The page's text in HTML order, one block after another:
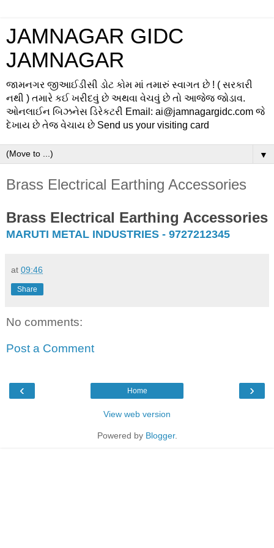
JAMNAGAR GIDC
JAMNAGAR
જામનગર જીઆઈડીસી ડોટ કોમ માં તમારું સ્વાગત છે ! ( સરકારી
નથી ) તમારે કઈ ખરીદવું છે અથવા વેચવું છે તો આજેજ જોડાવ.
ઓનલાઈન બિઝનેસ ડિરેકટરી Email: ai@jamnagargidc.com જે
દેખાય છે તેજ વેચાય છે Send us your visiting card
▼
Brass Electrical Earthing Accessories
Brass Electrical Earthing Accessories
MARUTI METAL INDUSTRIES - 9727212345
at 09:46
Share
No comments:
Post a Comment
‹ ›
Home
View web version
Powered by Blogger.